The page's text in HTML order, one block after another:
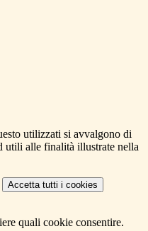
utilizzati si avvalgono di
utili alle finalità illustrate nella
Accetta tutti i cookies
quali cookie consentire.